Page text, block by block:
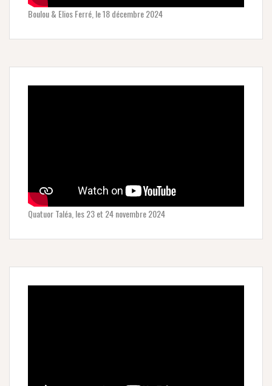
Boulou & Elios Ferré, le 18 décembre 2024
Quatuor Taléa, les 23 et 24 novembre 2024